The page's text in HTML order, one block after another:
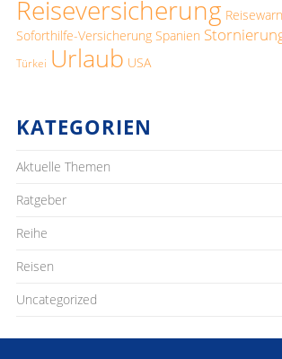
Reiseversicherung
Soforthilfe-Versicherung Spanien
Türkei Urlaub USA
KATEGORIEN
Aktuelle Themen
Ratgeber
Reihe
Reisen
Uncategorized